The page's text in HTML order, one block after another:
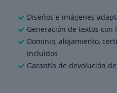
Diseños e imágenes
Generación de textos con
Dominio, alojamiento,
incluidos
Garantía de devolución